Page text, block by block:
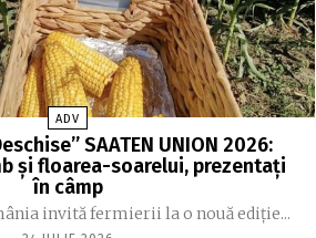
ADV
SAATEN UNION 2026:
și floarea-soarelui, prezentați
în câmp
invită fermierii la o nouă ediție...